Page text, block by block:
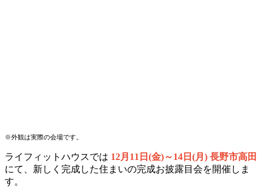
※外観は実際の会場です。
ライフィットハウスでは 12月11日(金)～14日(月) 長野市高田
にて、新しく完成した住まいの完成お披露目会を開催しま
す。